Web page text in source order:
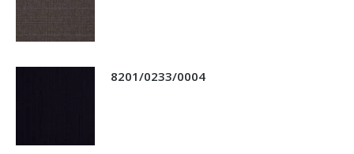
8201/0233/0004